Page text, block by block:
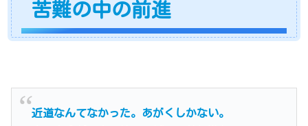
苦難の中の前進
近道なんてなかった。あがくしかない。